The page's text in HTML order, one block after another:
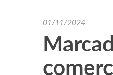
01/11/2024